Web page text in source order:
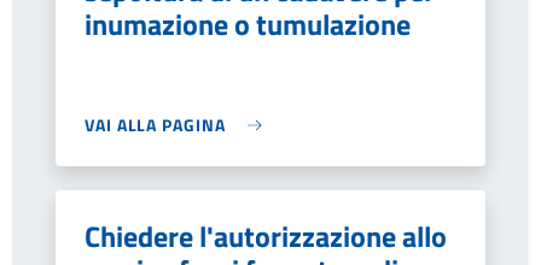
inumazione o tumulazione
VAI ALLA PAGINA
Chiedere l'autorizzazione allo